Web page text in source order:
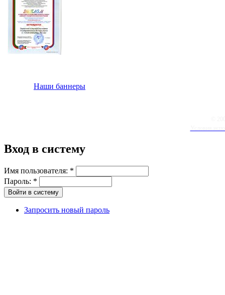
Наши баннеры
Вход в систему
Имя пользователя: *
Пароль: *
Запросить новый пароль